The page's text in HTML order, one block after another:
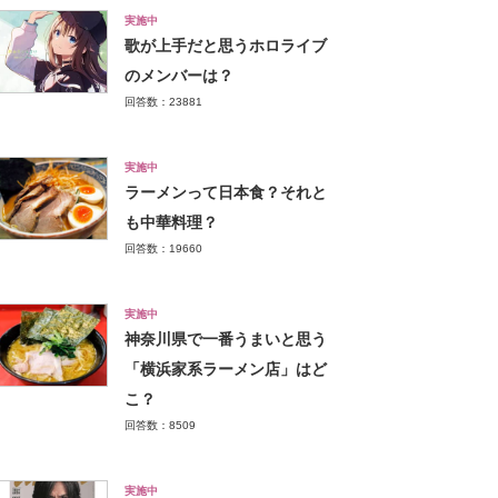
実施中
歌が上手だと思うホロライブ
のメンバーは？
回答数：23881
実施中
ラーメンって日本食？それと
も中華料理？
回答数：19660
実施中
神奈川県で一番うまいと思う
「横浜家系ラーメン店」はど
こ？
回答数：8509
実施中